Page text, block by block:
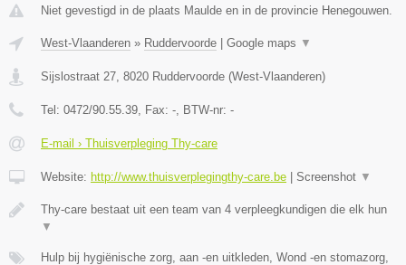
Niet gevestigd in de plaats Maulde en in de provincie Henegouwen.
West-Vlaanderen » Ruddervoorde Google maps ▼
Sijslostraat 27 8020 Ruddervoorde (West-Vlaanderen)
Tel: 0472/90.55.39 , Fax: - , BTW-nr: -
E-mail › Thuisverpleging Thy-care
Website: http://www.thuisverplegingthy-care.be Screenshot ▼
Thy-care bestaat uit een team van 4 verpleegkundigen die elk hun
▼
Hulp bij hygiënische zorg, aan -en uitkleden, Wond -en stomazorg,